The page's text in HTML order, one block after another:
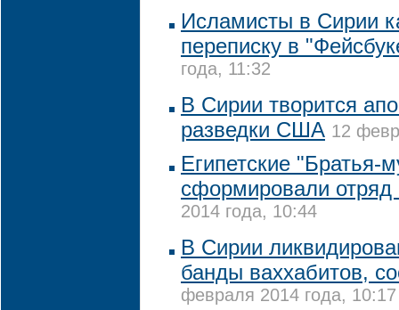
Исламисты в Сирии
переписку в
года, 11:32
В Сирии творится
разведки США 12
Египетские "Братья-
сформировали
2014 года, 10:44
В Сирии
банды ваххабитов,
февраля 2014 года, 10:17